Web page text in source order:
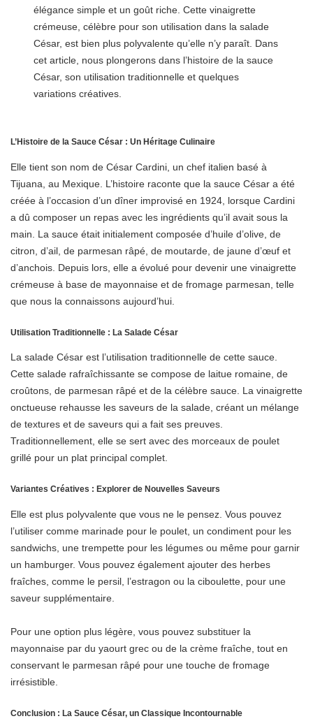
élégance simple et un goût riche. Cette vinaigrette
crémeuse, célèbre pour son utilisation dans la salade
César, est bien plus polyvalente qu’elle n’y paraît. Dans
cet article, nous plongerons dans l’histoire de la sauce
César, son utilisation traditionnelle et quelques
variations créatives.
L’Histoire de la Sauce César : Un Héritage Culinaire
Elle tient son nom de César Cardini, un chef italien basé à
Tijuana, au Mexique. L’histoire raconte que la sauce César a été
créée à l’occasion d’un dîner improvisé en 1924, lorsque Cardini
a dû composer un repas avec les ingrédients qu’il avait sous la
main. La sauce était initialement composée d’huile d’olive, de
citron, d’ail, de parmesan râpé, de moutarde, de jaune d’œuf et
d’anchois. Depuis lors, elle a évolué pour devenir une vinaigrette
crémeuse à base de mayonnaise et de fromage parmesan, telle
que nous la connaissons aujourd’hui.
Utilisation Traditionnelle : La Salade César
La salade César est l’utilisation traditionnelle de cette sauce.
Cette salade rafraîchissante se compose de laitue romaine, de
croûtons, de parmesan râpé et de la célèbre sauce. La vinaigrette
onctueuse rehausse les saveurs de la salade, créant un mélange
de textures et de saveurs qui a fait ses preuves.
Traditionnellement, elle se sert avec des morceaux de poulet
grillé pour un plat principal complet.
Variantes Créatives : Explorer de Nouvelles Saveurs
Elle est plus polyvalente que vous ne le pensez. Vous pouvez
l’utiliser comme marinade pour le poulet, un condiment pour les
sandwichs, une trempette pour les légumes ou même pour garnir
un hamburger. Vous pouvez également ajouter des herbes
fraîches, comme le persil, l’estragon ou la ciboulette, pour une
saveur supplémentaire.
Pour une option plus légère, vous pouvez substituer la
mayonnaise par du yaourt grec ou de la crème fraîche, tout en
conservant le parmesan râpé pour une touche de fromage
irrésistible.
Conclusion : La Sauce César, un Classique Incontournable